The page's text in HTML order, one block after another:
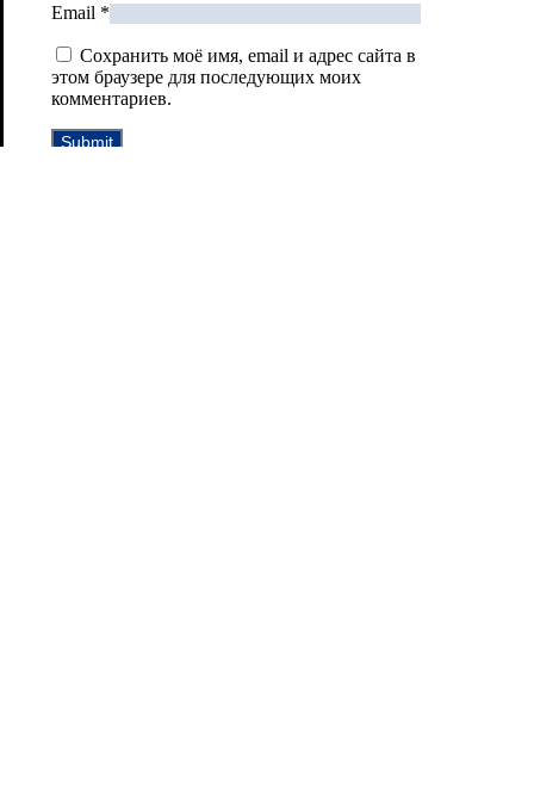
Email *
Сохранить моё имя, email и адрес сайта в
этом браузере для последующих моих
комментариев.